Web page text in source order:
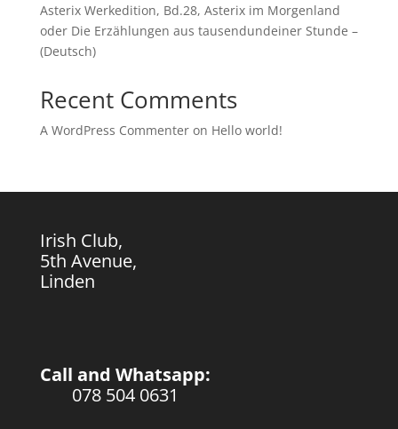
Asterix Werkedition, Bd.28, Asterix im Morgenland
oder Die Erzählungen aus tausendundeiner Stunde –
(Deutsch)
Recent Comments
A WordPress Commenteron Hello world!
Irish Club,
5th Avenue,
Linden
Call and Whatsapp:
078 504 0631